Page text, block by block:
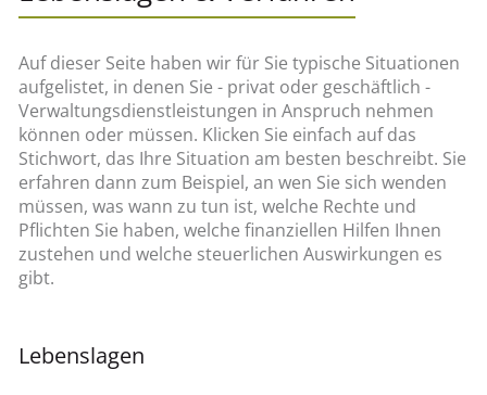
Auf dieser Seite haben wir für Sie typische Situationen
aufgelistet, in denen Sie - privat oder geschäftlich -
Verwaltungsdienstleistungen in Anspruch nehmen
können oder müssen. Klicken Sie einfach auf das
Stichwort, das Ihre Situation am besten beschreibt. Sie
erfahren dann zum Beispiel, an wen Sie sich wenden
müssen, was wann zu tun ist, welche Rechte und
Pflichten Sie haben, welche finanziellen Hilfen Ihnen
zustehen und welche steuerlichen Auswirkungen es
gibt.
Lebenslagen